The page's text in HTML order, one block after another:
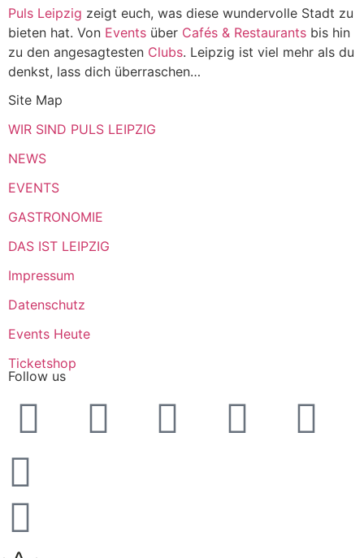
Puls Leipzig zeigt euch, was diese wundervolle Stadt zu
bieten hat. Von Events über Cafés & Restaurants bis hin
zu den angesagtesten Clubs. Leipzig ist viel mehr als du
denkst, lass dich überraschen…
Site Map
WIR SIND PULS LEIPZIG
NEWS
EVENTS
GASTRONOMIE
DAS IST LEIPZIG
Impressum
Datenschutz
Events Heute
Ticketshop
Follow us